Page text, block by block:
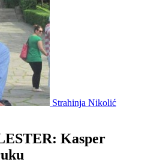
Strahinja Nikolić
Kasper